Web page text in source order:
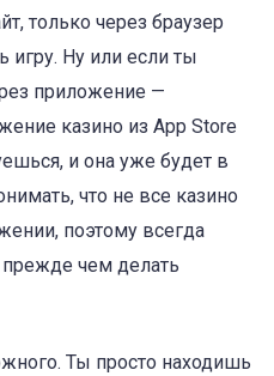
только через браузер
Ну или если ты
приложение —
казино из App Store
и она уже будет в
что не все казино
поэтому всегда
прежде чем делать
Ты просто находишь